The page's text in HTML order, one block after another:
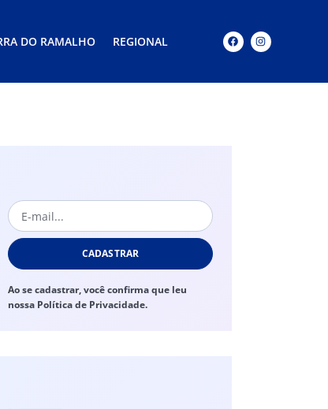
DO RAMALHO REGIONAL
CADASTRAR
Ao se cadastrar, você confirma que leu
nossa Política de Privacidade.